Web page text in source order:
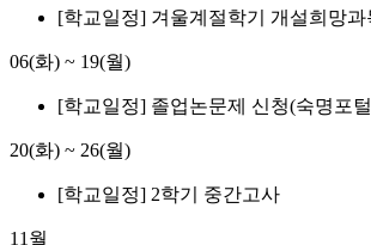
[학교일정] 겨울계절학기 개설희망
06(화) ~ 19(월)
[학교일정] 졸업논문제 신청(숙명포
20(화) ~ 26(월)
[학교일정] 2학기 중간고사
11월